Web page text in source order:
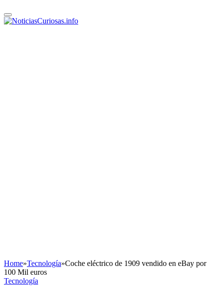
Home»Tecnología»Coche eléctrico de 1909 vendido en eBay por
100 Mil euros
Tecnología